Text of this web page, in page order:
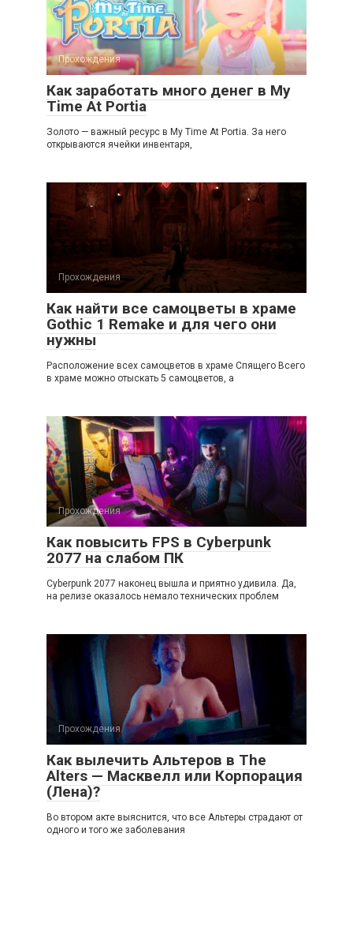
Прохождения
Как заработать много денег в My
Time At Portia
Золото — важный ресурс в My Time At Portia. За него
открываются ячейки инвентаря,
Прохождения
Как найти все самоцветы в храме
Gothic 1 Remake и для чего они
нужны
Расположение всех самоцветов в храме Спящего Всего
в храме можно отыскать 5 самоцветов, а
Прохождения
Как повысить FPS в Cyberpunk
2077 на слабом ПК
Cyberpunk 2077 наконец вышла и приятно удивила. Да,
на релизе оказалось немало технических проблем
Прохождения
Как вылечить Альтеров в The
Alters — Масквелл или Корпорация
(Лена)?
Во втором акте выяснится, что все Альтеры страдают от
одного и того же заболевания